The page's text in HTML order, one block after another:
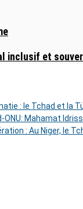
inclusif et
: le Tchad et la
ONU: Mahamat
: Au Niger, le